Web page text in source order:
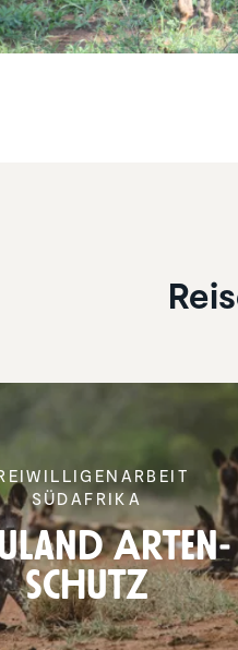
SÜDAFRIKA
Arten­
schutz